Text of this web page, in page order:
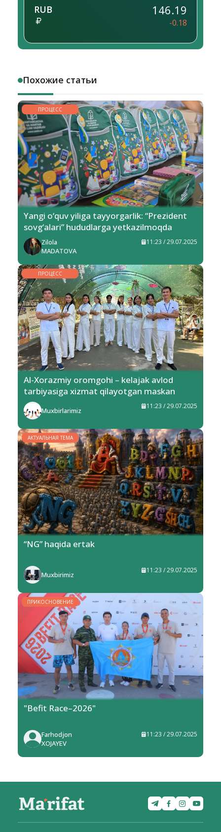
RUB 146.19
-0.18
Похожие статьи
ПРОЦЕСС
Yangi o‘quv yiliga tayyorgarlik: “Prezident
sovg‘alari” hududlarga yetkazilmoqda
Zilola
MADATOVA
11:23 / 29.07.2025
ПРОЦЕСС
Al-Xorazmiy oromgohi – kelajak avlod
tarbiyasiga xizmat qilayotgan maskan
Muxbirlarimiz
11:23 / 29.07.2025
АКТУАЛЬНАЯ ТЕМА
“NG” haqida ertak
Muxbirimiz
11:23 / 29.07.2025
ПРИКОСНОВЕНИЕ
"Befit Race–2026"
Farhodjon
XOJAYEV
11:23 / 29.07.2025